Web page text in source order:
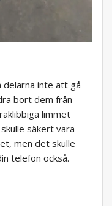
delarna inte att gå
bort dem från
limmet
säkert vara
men det skulle
telefon också.